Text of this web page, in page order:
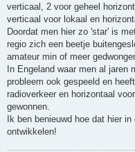
verticaal, 2 voor geheel
verticaal voor lokaal en
Doordat men hier zo 'star' is
regio zich een beetje
amateur min of meer
In Engeland waar men al jaren
probleem ook gespeeld en
radioverkeer en horizontaal
gewonnen.
Ik ben benieuwd hoe dat hier
ontwikkelen!